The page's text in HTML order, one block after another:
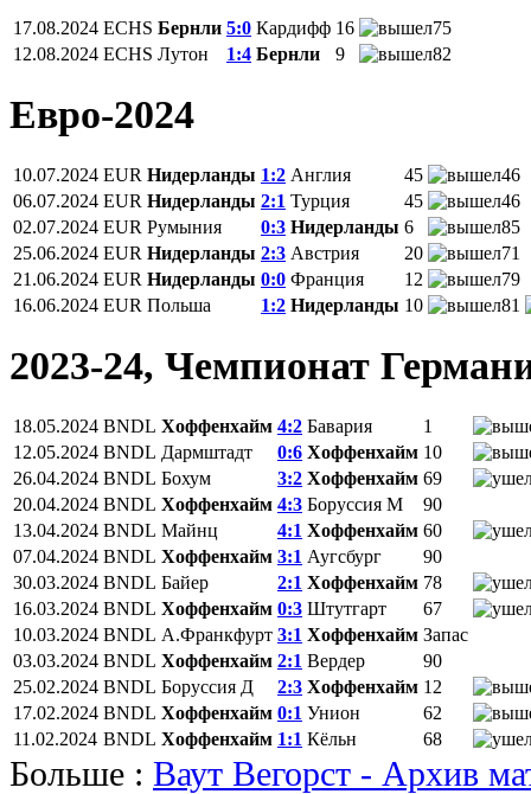
17.08.2024 ECHS Бернли 5:0 Кардифф 16
75
12.08.2024 ECHS Лутон 1:4 Бернли 9 82
Евро-2024
10.07.2024 EUR Нидерланды 1:2 Англия 45
46
06.07.2024 EUR Нидерланды 2:1 Турция 45
46
02.07.2024 EUR Румыния 0:3 Нидерланды 6
85
25.06.2024 EUR Нидерланды 2:3 Австрия 20
71
21.06.2024 EUR Нидерланды 0:0 Франция 12
79
16.06.2024 EUR Польша 1:2 Нидерланды 10 81
2023-24, Чемпионат
18.05.2024 BNDL Хоффенхайм 4:2 Бавария
1
12.05.2024 BNDL Дармштадт 0:6 Хоффенхайм 10
26.04.2024 BNDL Бохум 3:2 Хоффенхайм 69
20.04.2024 BNDL Хоффенхайм 4:3 Боруссия М
90
13.04.2024 BNDL Майнц 4:1 Хоффенхайм 60
07.04.2024 BNDL Хоффенхайм 3:1 Аугсбург
90
30.03.2024 BNDL Байер 2:1 Хоффенхайм 78
16.03.2024 BNDL Хоффенхайм 0:3 Штутгарт
67
10.03.2024 BNDL А.Франкфурт 3:1 Хоффенхайм Запас
03.03.2024 BNDL Хоффенхайм 2:1 Вердер
90
25.02.2024 BNDL Боруссия Д 2:3 Хоффенхайм 12
17.02.2024 BNDL Хоффенхайм 0:1 Унион
62
11.02.2024 BNDL Хоффенхайм 1:1 Кёльн 68
Больше : Ваут Вегорст - Архив